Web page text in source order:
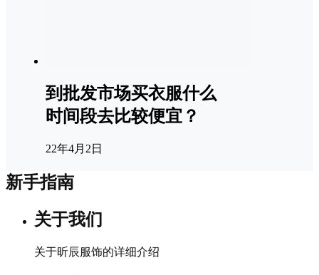
到批发市场买衣服什么
时间段去比较便宜？
22年4月2日
新手指南
关于我们
关于昕辰服饰的详细介绍